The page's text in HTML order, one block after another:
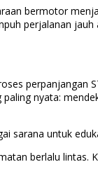
bermotor
perjalanan
perpanjangan
nyata:
sarana untuk
berlalu lintas.